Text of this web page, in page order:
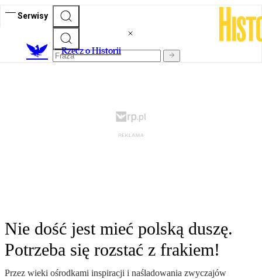
Serwisy
Rzecz o Historii
Nie dość jest mieć polską duszę.
Potrzeba się rozstać z frakiem!
Przez wieki ośrodkami inspiracji i naśladowania zwyczajów